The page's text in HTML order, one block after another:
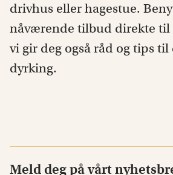
drivhus eller hagestue.
nåværende tilbud direkte til
vi gir deg også råd og tips til
dyrking.
Meld deg på vårt